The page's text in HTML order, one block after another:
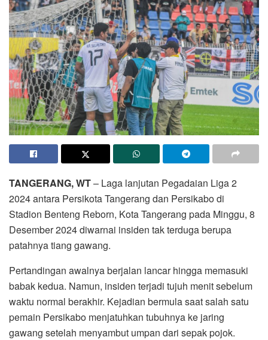
TANGERANG, WT– Laga lanjutan Pegadaian Liga 2
2024 antara Persikota Tangerang dan Persikabo di
Stadion Benteng Reborn, Kota Tangerang pada Minggu, 8
Desember 2024 diwarnai insiden tak terduga berupa
patahnya tiang gawang.
Pertandingan awalnya berjalan lancar hingga memasuki
babak kedua. Namun, insiden terjadi tujuh menit sebelum
waktu normal berakhir. Kejadian bermula saat salah satu
pemain Persikabo menjatuhkan tubuhnya ke jaring
gawang setelah menyambut umpan dari sepak pojok.